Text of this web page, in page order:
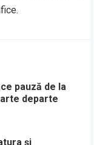
pauză de la
departe
și